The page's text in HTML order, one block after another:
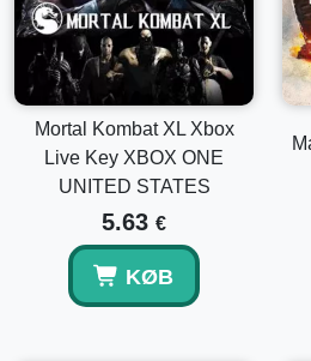
Mortal Kombat XL Xbox
Live Key XBOX ONE
UNITED STATES
5.63 €
KØB